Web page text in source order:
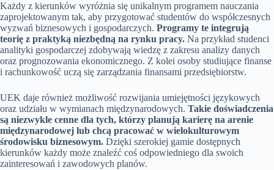
Każdy z kierunków wyróżnia się unikalnym programem nauczania
zaprojektowanym tak, aby przygotować studentów do współczesnych
wyzwań biznesowych i gospodarczych. Programy te integrują
teorię z praktyką niezbędną na rynku pracy. Na przykład studenci
analityki gospodarczej zdobywają wiedzę z zakresu analizy danych
oraz prognozowania ekonomicznego. Z kolei osoby studiujące finanse
i rachunkowość uczą się zarządzania finansami przedsiębiorstw.
UEK daje również możliwość rozwijania umiejętności językowych
oraz udziału w wymianach międzynarodowych. Takie doświadczenia
są niezwykle cenne dla tych, którzy planują karierę na arenie
międzynarodowej lub chcą pracować w wielokulturowym
środowisku biznesowym. Dzięki szerokiej gamie dostępnych
kierunków każdy może znaleźć coś odpowiedniego dla swoich
zainteresowań i zawodowych planów.